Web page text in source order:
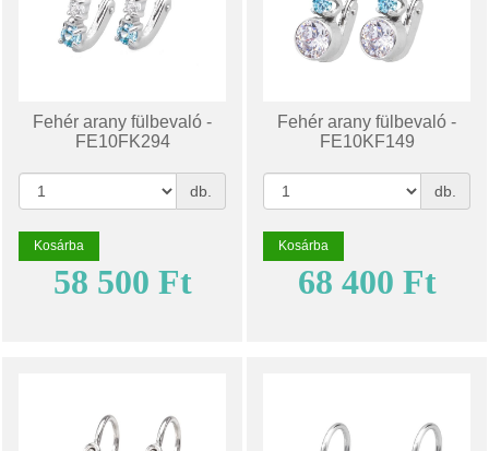
Fehér arany fülbevaló -
FE10FK294
db.
Kosárba
58 500 Ft
Fehér arany fülbevaló -
FE10KF149
db.
Kosárba
68 400 Ft